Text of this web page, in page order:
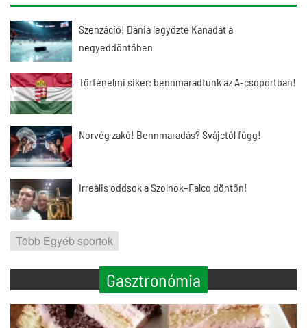
Szenzáció! Dánia legyőzte Kanadát a
negyeddöntőben
Történelmi siker: bennmaradtunk az A-csoportban!
Norvég zakó! Bennmaradás? Svájctól függ!
Irreális oddsok a Szolnok–Falco döntőn!
Több Egyéb sportok
Gasztronómia